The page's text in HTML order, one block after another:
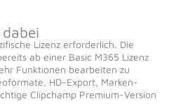
Lizenz erforderlich. Die
ab einer Basic M365 Lizenz
Funktionen bearbeiten zu
HD-Export, Marken-
Clipchamp Premium-Version